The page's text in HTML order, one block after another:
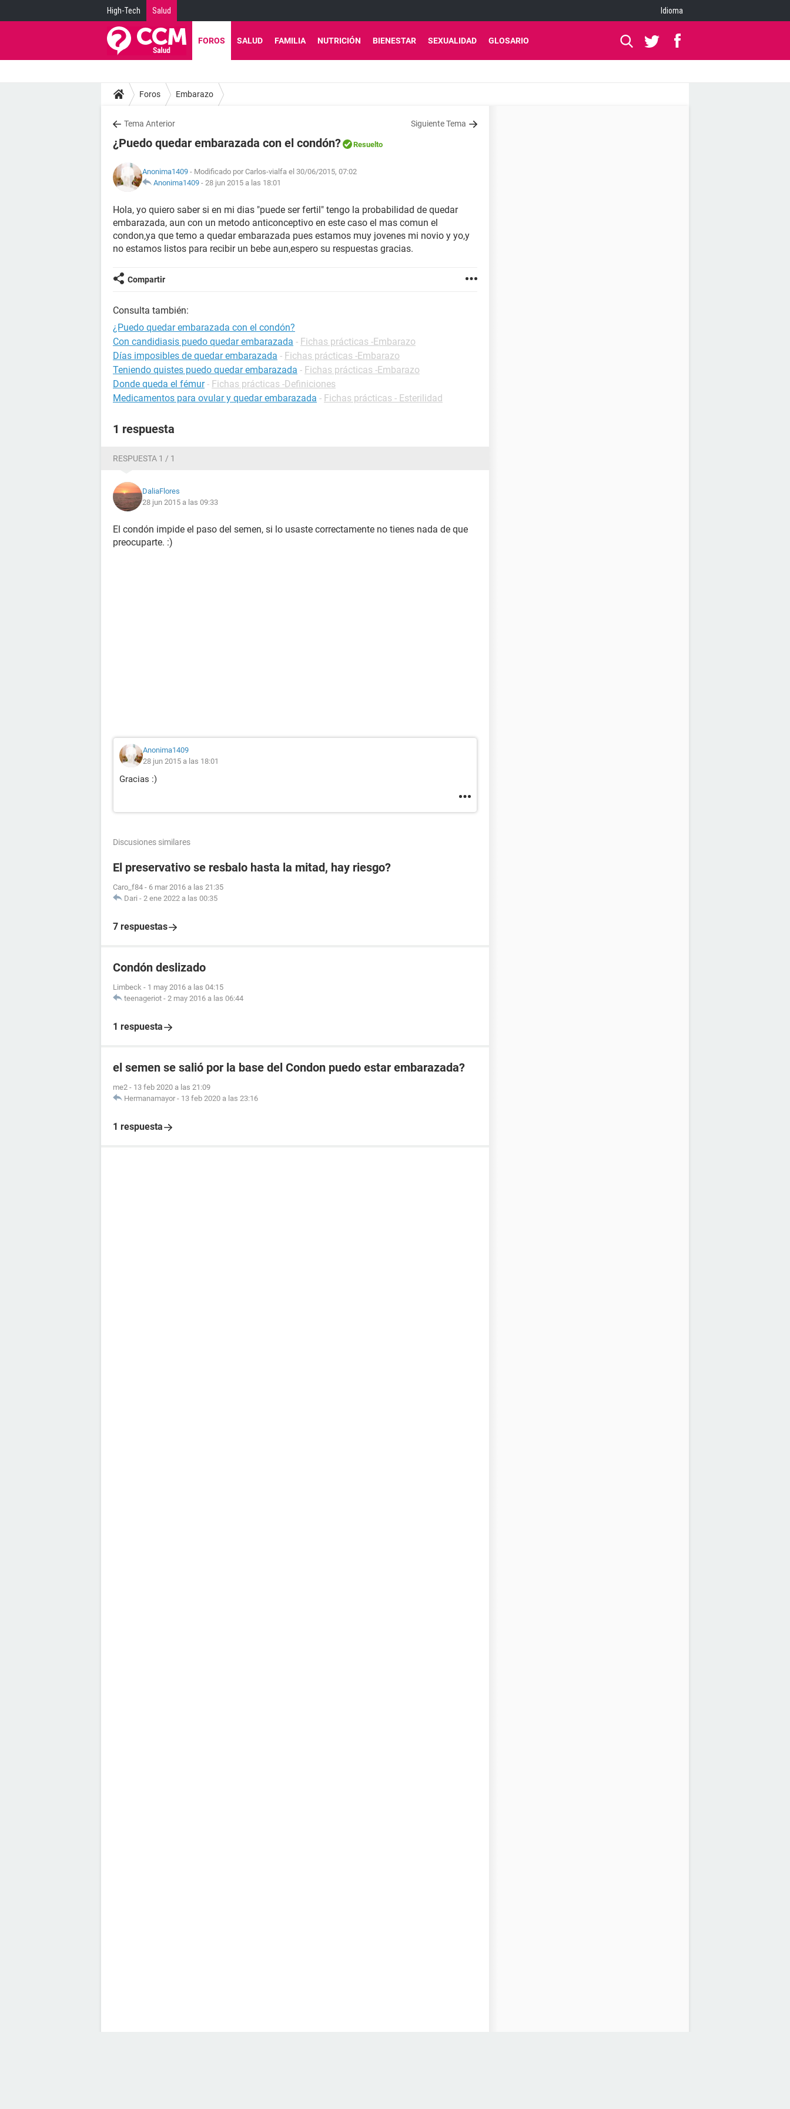
High-Tech Salud Idioma
FOROS SALUD FAMILIA NUTRICIÓN BIENESTAR SEXUALIDAD GLOSARIO
Foros Embarazo
Tema Anterior Siguiente Tema
¿Puedo quedar embarazada con el condón? Resuelto
Anonima1409 - Modificado por Carlos-vialfa el 30/06/2015, 07:02
Anonima1409 - 28 jun 2015 a las 18:01
Hola, yo quiero saber si en mi dias "puede ser fertil" tengo la probabilidad de quedar
embarazada, aun con un metodo anticonceptivo en este caso el mas comun el
condon,ya que temo a quedar embarazada pues estamos muy jovenes mi novio y yo,y
no estamos listos para recibir un bebe aun,espero su respuestas gracias.
Compartir
Consulta también:
¿Puedo quedar embarazada con el condón?
Con candidiasis puedo quedar embarazada - Fichas prácticas -Embarazo
Días imposibles de quedar embarazada - Fichas prácticas -Embarazo
Teniendo quistes puedo quedar embarazada - Fichas prácticas -Embarazo
Donde queda el fémur - Fichas prácticas -Definiciones
Medicamentos para ovular y quedar embarazada - Fichas prácticas - Esterilidad
1 respuesta
RESPUESTA 1 / 1
DaliaFlores
28 jun 2015 a las 09:33
El condón impide el paso del semen, si lo usaste correctamente no tienes nada de que
preocuparte. :)
Anonima1409
28 jun 2015 a las 18:01
Gracias :)
Discusiones similares
El preservativo se resbalo hasta la mitad, hay riesgo?
Caro_f84 - 6 mar 2016 a las 21:35
Dari - 2 ene 2022 a las 00:35
7 respuestas
Condón deslizado
Limbeck - 1 may 2016 a las 04:15
teenageriot - 2 may 2016 a las 06:44
1 respuesta
el semen se salió por la base del Condon puedo estar embarazada?
me2 - 13 feb 2020 a las 21:09
Hermanamayor - 13 feb 2020 a las 23:16
1 respuesta